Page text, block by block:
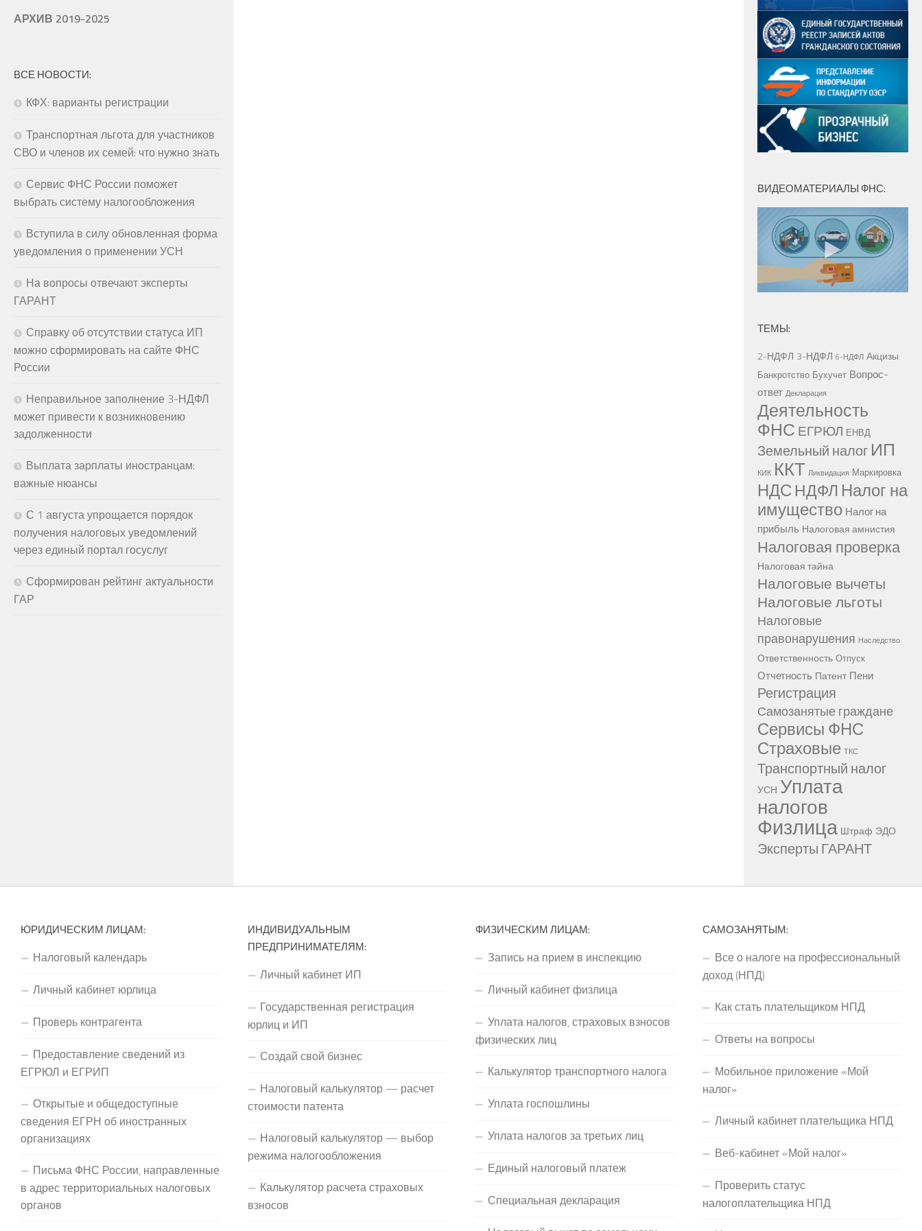
АРХИВ 2019-2025
ВСЕ НОВОСТИ:
КФХ: варианты регистрации
Транспортная льгота для участников
СВО и членов их семей: что нужно знать
Сервис ФНС России поможет
выбрать систему налогообложения
Вступила в силу обновленная форма
уведомления о применении УСН
На вопросы отвечают эксперты
ГАРАНТ
Справку об отсутствии статуса ИП
можно сформировать на сайте ФНС
России
Неправильное заполнение 3-НДФЛ
может привести к возникновению
задолженности
Выплата зарплаты иностранцам:
важные нюансы
С 1 августа упрощается порядок
получения налоговых уведомлений
через единый портал госуслуг
Сформирован рейтинг актуальности
ГАР
ВИДЕОМАТЕРИАЛЫ ФНС:
ТЕМЫ:
2-НДФЛ 3-НДФЛ 6-НДФЛ Акцизы
Банкротство Бухучет Вопрос-
ответ Декларация
Деятельность
ФНС ЕГРЮЛ ЕНВД
Земельный налог ИП
КИК ККТ Ликвидация Маркировка
НДС НДФЛ Налог на
имущество Налог на
прибыль Налоговая амнистия
Налоговая проверка
Налоговая тайна
Налоговые вычеты
Налоговые льготы
Налоговые
правонарушения Наследство
Ответственность Отпуск
Отчетность Патент Пени
Регистрация
Самозанятые граждане
Сервисы ФНС
Страховые ТКС
Транспортный налог
УСН Уплата
налогов
Физлица Штраф ЭДО
Эксперты ГАРАНТ
ЮРИДИЧЕСКИМ ЛИЦАМ:
Налоговый календарь
Личный кабинет юрлица
Проверь контрагента
Предоставление сведений из
ЕГРЮЛ и ЕГРИП
Открытые и общедоступные
сведения ЕГРН об иностранных
организациях
Письма ФНС России, направленные
в адрес территориальных налоговых
органов
ИНДИВИДУАЛЬНЫМ
ПРЕДПРИНИМАТЕЛЯМ:
Личный кабинет ИП
Государственная регистрация
юрлиц и ИП
Создай свой бизнес
Налоговый калькулятор — расчет
стоимости патента
Налоговый калькулятор — выбор
режима налогообложения
Калькулятор расчета страховых
взносов
ФИЗИЧЕСКИМ ЛИЦАМ:
Запись на прием в инспекцию
Личный кабинет физлица
Уплата налогов, страховых взносов
физических лиц
Калькулятор транспортного налога
Уплата госпошлины
Уплата налогов за третьих лиц
Единый налоговый платеж
Специальная декларация
САМОЗАНЯТЫМ:
Все о налоге на профессиональный
доход (НПД)
Как стать плательщиком НПД
Ответы на вопросы
Мобильное приложение «Мой
налог»
Личный кабинет плательщика НПД
Веб-кабинет «Мой налог»
Проверить статус
налогоплательщика НПД